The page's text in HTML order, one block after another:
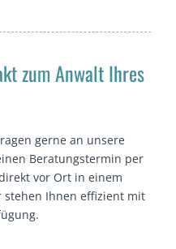
zum Anwalt Ihres
gerne an unsere
Beratungstermin per
vor Ort in einem
stehen Ihnen effizient mit